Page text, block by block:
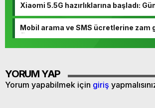
Xiaomi 5.5G hazırlıklarına başladı:
Mobil arama ve SMS ücretlerine zam
fiyatlar
YORUM YAP
Yorum yapabilmek için giriş